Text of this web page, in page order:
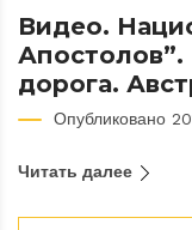
Видео.
Апостолов”.
дорога.
Опубликовано
Читать далее